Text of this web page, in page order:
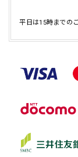
平日は15時までの